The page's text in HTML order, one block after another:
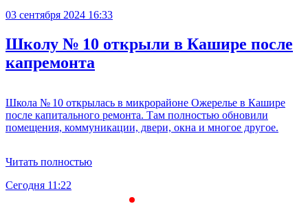
03 сентября 2024 16:33
Школу № 10 открыли в Кашире после
капремонта
Школа № 10 открылась в микрорайоне Ожерелье в Кашире
после капитального ремонта. Там полностью обновили
помещения, коммуникации, двери, окна и многое другое.
Читать полностью
Сегодня 11:22